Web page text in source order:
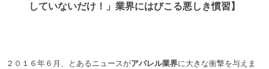
していないだけ！」業界にはびこる悪しき慣習】
２０１６年６月、とあるニュースがアパレル業界に大きな衝撃を与えま